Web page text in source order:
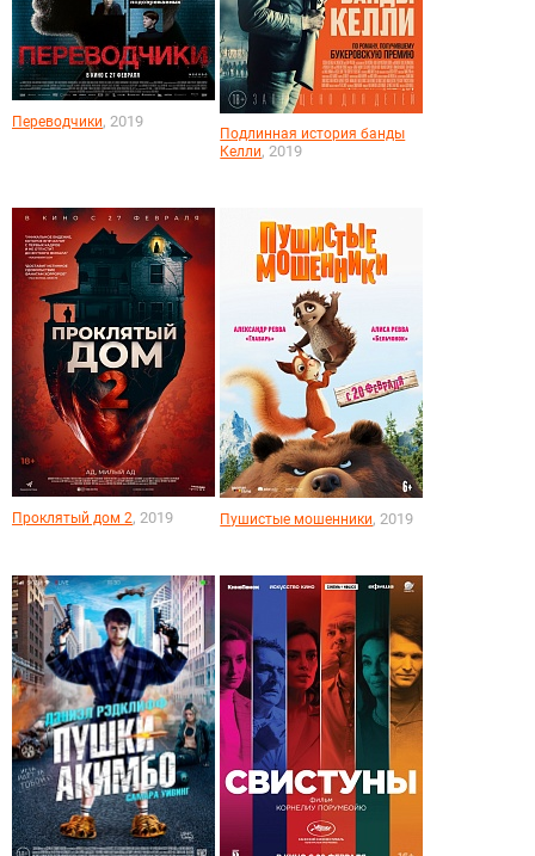
Переводчики, 2019
Подлинная история банды
Келли, 2019
Проклятый дом 2, 2019 Пушистые мошенники, 2019